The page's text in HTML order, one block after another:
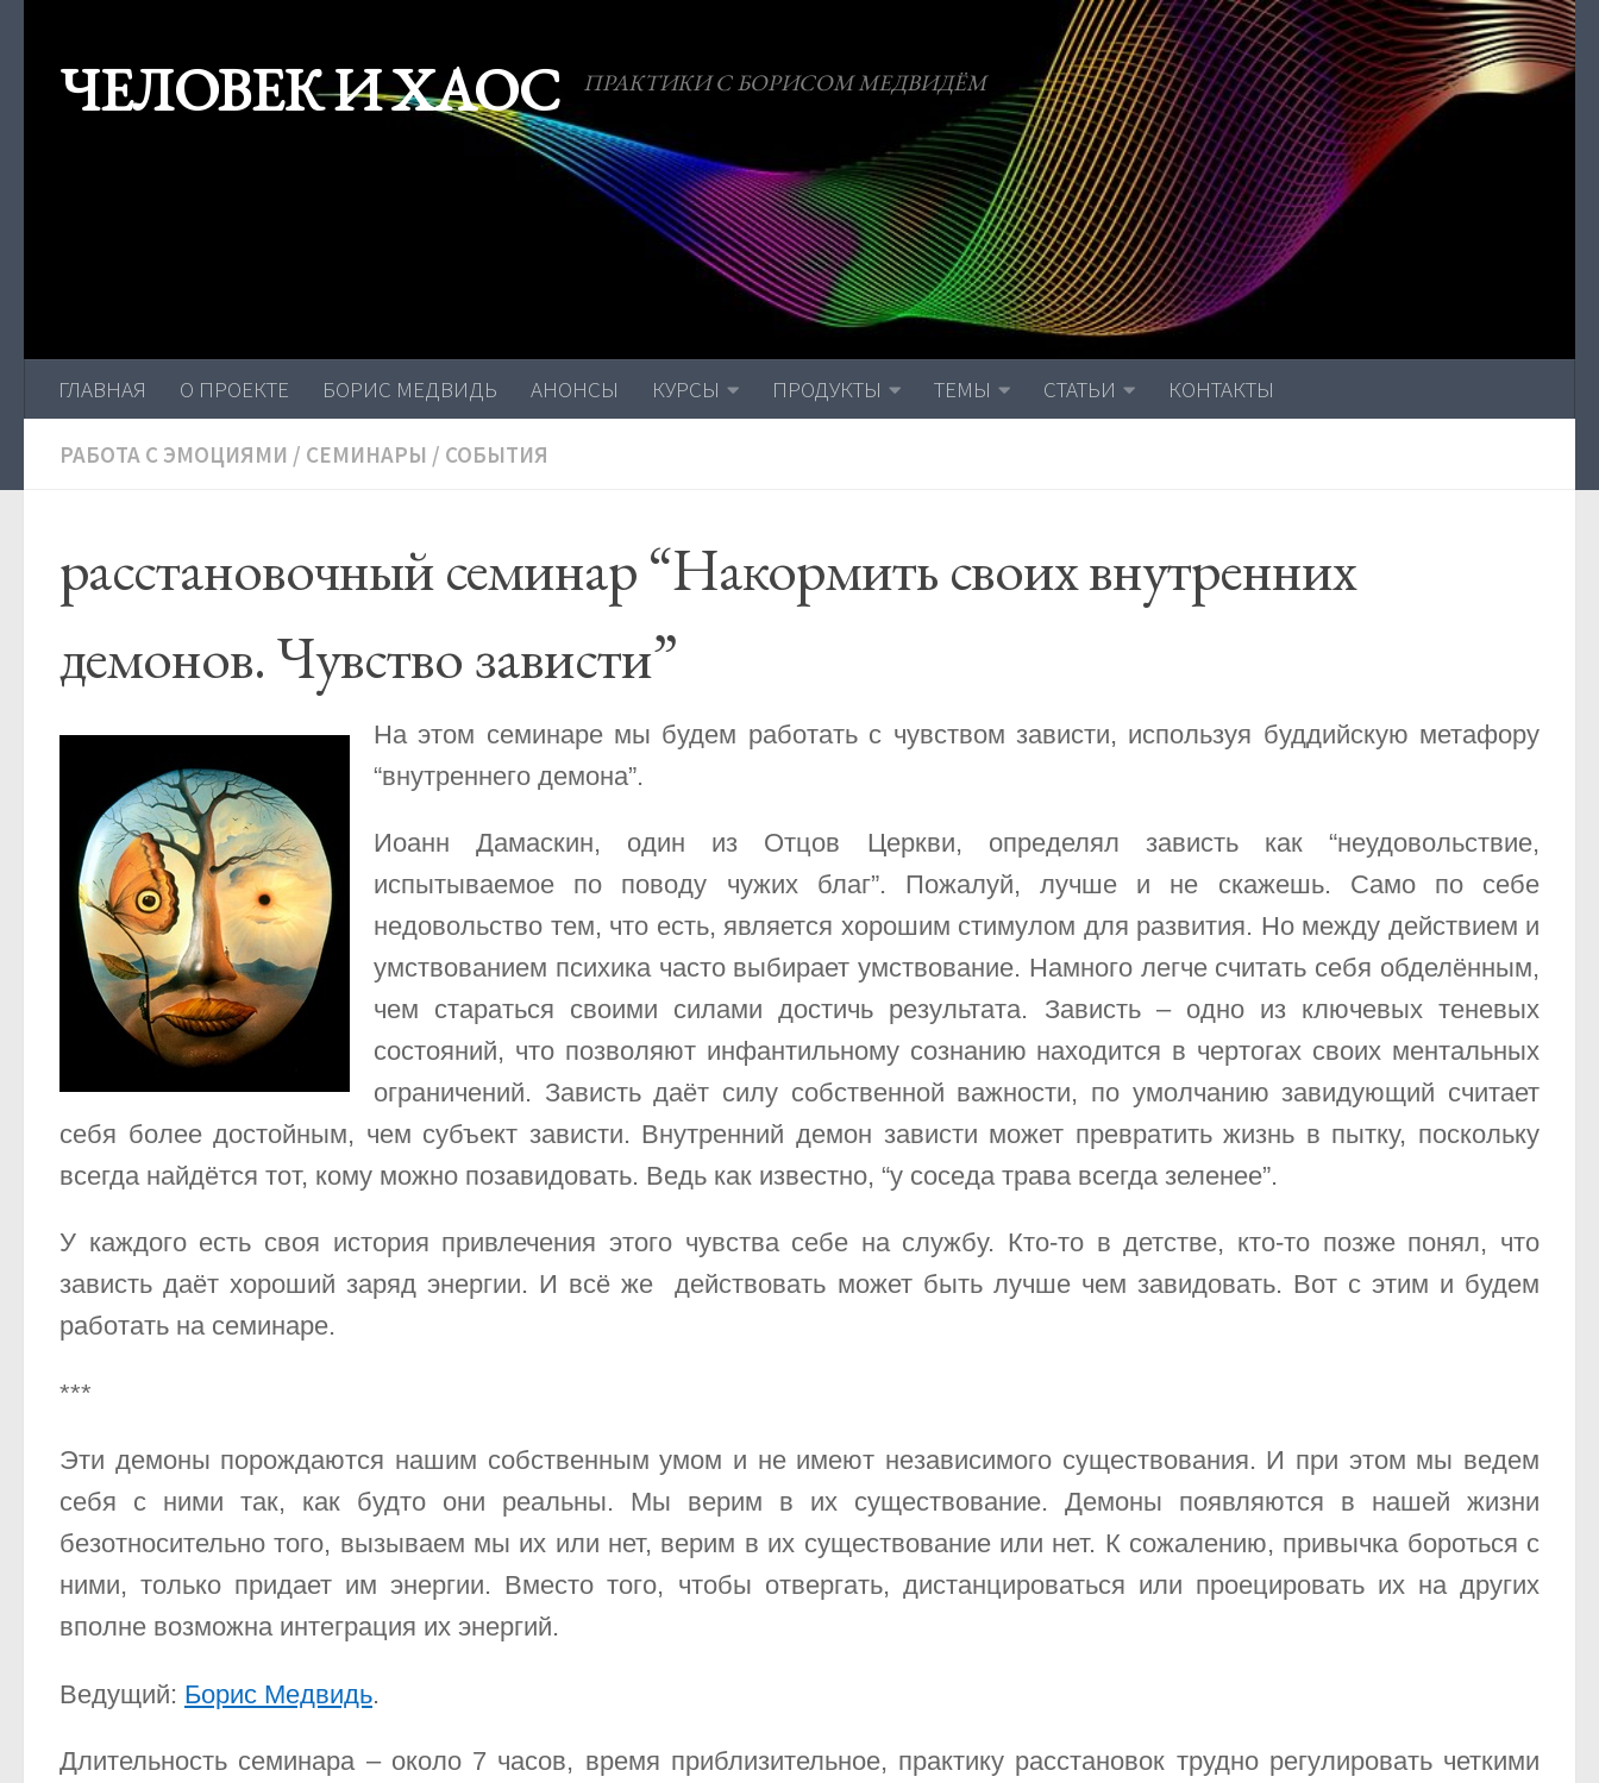
ЧЕЛОВЕК И ХАОС ПРАКТИКИ С БОРИСОМ МЕДВИДЁМ
ГЛАВНАЯ О ПРОЕКТЕ БОРИС МЕДВИДЬ АНОНСЫ КУРСЫ ПРОДУКТЫ ТЕМЫ СТАТЬИ КОНТАКТЫ
РАБОТА С ЭМОЦИЯМИ / СЕМИНАРЫ / СОБЫТИЯ
расстановочный семинар “Накормить своих внутренних
демонов. Чувство зависти”
На этом семинаре мы будем работать с чувством зависти, используя буддийскую метафору
“внутреннего демона”.
Иоанн Дамаскин, один из Отцов Церкви, определял зависть как “неудовольствие,
испытываемое по поводу чужих благ”. Пожалуй, лучше и не скажешь. Само по себе
недовольство тем, что есть, является хорошим стимулом для развития. Но между действием и
умствованием психика часто выбирает умствование. Намного легче считать себя обделённым,
чем стараться своими силами достичь результата. Зависть – одно из ключевых теневых
состояний, что позволяют инфантильному сознанию находится в чертогах своих ментальных
ограничений. Зависть даёт силу собственной важности, по умолчанию завидующий считает
себя более достойным, чем субъект зависти. Внутренний демон зависти может превратить жизнь в пытку, поскольку
всегда найдётся тот, кому можно позавидовать. Ведь как известно, “у соседа трава всегда зеленее”.
У каждого есть своя история привлечения этого чувства себе на службу. Кто-то в детстве, кто-то позже понял, что
зависть даёт хороший заряд энергии. И всё же действовать может быть лучше чем завидовать. Вот с этим и будем
работать на семинаре.
***
Эти демоны порождаются нашим собственным умом и не имеют независимого существования. И при этом мы ведем
себя с ними так, как будто они реальны. Мы верим в их существование. Демоны появляются в нашей жизни
безотносительно того, вызываем мы их или нет, верим в их существование или нет. К сожалению, привычка бороться с
ними, только придает им энергии. Вместо того, чтобы отвергать, дистанцироваться или проецировать их на других
вполне возможна интеграция их энергий.
Ведущий: Борис Медвидь.
Длительность семинара – около 7 часов, время приблизительное, практику расстановок трудно регулировать четкими